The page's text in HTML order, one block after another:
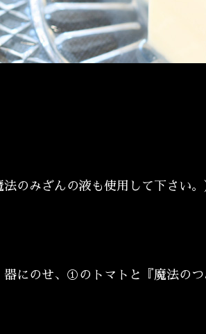
のみざんの液も使用して下さい。
にのせ、①のトマトと『魔法のつ